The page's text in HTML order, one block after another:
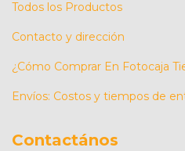
Todos los Productos
Contacto y dirección
¿Cómo Comprar En Fotocaja
Envíos: Costos y tiempos de
Contactános